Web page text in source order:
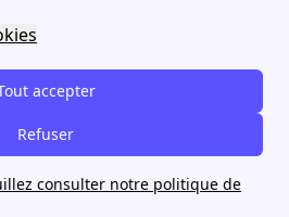
accepter
Refuser
consulter notre politique de
le fournisseur
en 2026 ?
moins chère